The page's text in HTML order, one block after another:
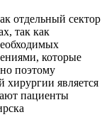
отдельный сектор
так как
которые
поэтому
хирургии является
пациенты